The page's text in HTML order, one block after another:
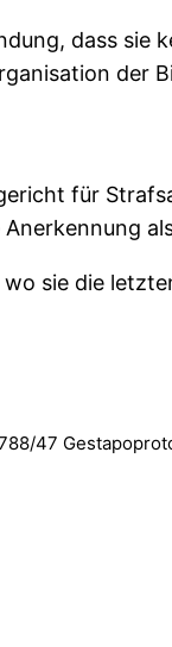
dass sie
der
für
sie die
47